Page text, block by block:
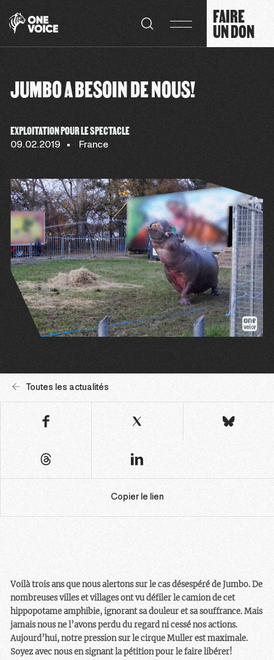
FAIRE
UN DON
JUMBO A BESOIN DE NOUS!
EXPLOITATION POUR LE SPECTACLE
09.02.2019 France
Toutes les actualités
Copier le lien
Voilà trois ans que nous alertons sur le cas désespéré de Jumbo. De
nombreuses villes et villages ont vu défiler le camion de cet
hippopotame amphibie, ignorant sa douleur et sa souffrance. Mais
jamais nous ne l’avons perdu du regard ni cessé nos actions.
Aujourd’hui, notre pression sur le cirque Muller est maximale.
Soyez avec nous en signant la pétition pour le faire libérer!